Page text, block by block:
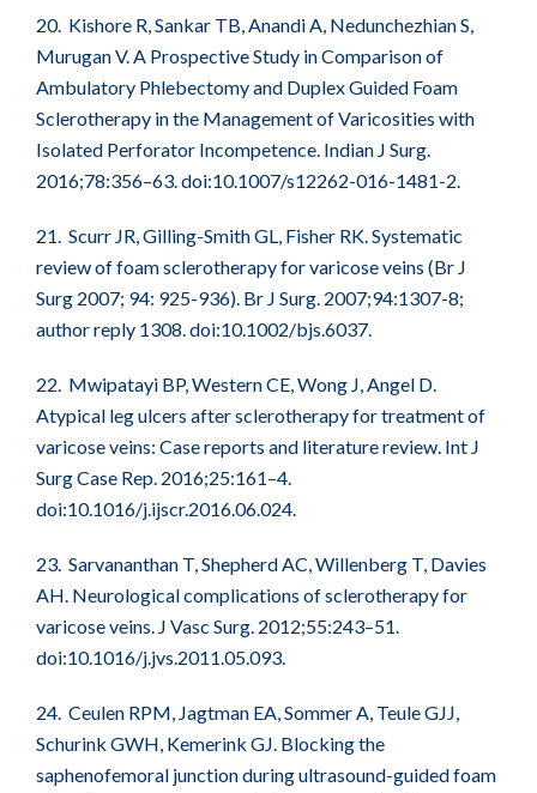
20. Kishore R, Sankar TB, Anandi A, Nedunchezhian S,
Murugan V. A Prospective Study in Comparison of
Ambulatory Phlebectomy and Duplex Guided Foam
Sclerotherapy in the Management of Varicosities with
Isolated Perforator Incompetence. Indian J Surg.
2016;78:356–63. doi:10.1007/s12262-016-1481-2.
21. Scurr JR, Gilling-Smith GL, Fisher RK. Systematic
review of foam sclerotherapy for varicose veins (Br J
Surg 2007; 94: 925-936). Br J Surg. 2007;94:1307-8;
author reply 1308. doi:10.1002/bjs.6037.
22. Mwipatayi BP, Western CE, Wong J, Angel D.
Atypical leg ulcers after sclerotherapy for treatment of
varicose veins: Case reports and literature review. Int J
Surg Case Rep. 2016;25:161–4.
doi:10.1016/j.ijscr.2016.06.024.
23. Sarvananthan T, Shepherd AC, Willenberg T, Davies
AH. Neurological complications of sclerotherapy for
varicose veins. J Vasc Surg. 2012;55:243–51.
doi:10.1016/j.jvs.2011.05.093.
24. Ceulen RPM, Jagtman EA, Sommer A, Teule GJJ,
Schurink GWH, Kemerink GJ. Blocking the
saphenofemoral junction during ultrasound-guided foam